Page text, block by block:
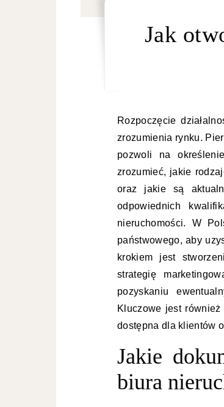
Jak
Rozpoczęcie
zrozumienia rynku.
pozwoli na
zrozumieć, jakie
oraz jakie są
odpowiednich
nieruchomości. W
państwowego, aby
krokiem jest
strategię
pozyskaniu
Kluczowe jest
dostępna dla klientów
Jakie
biura